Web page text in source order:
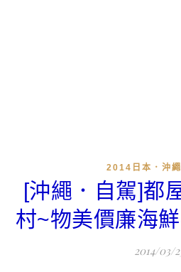
2014日本．沖
[沖繩．自駕]都
村~物美價廉海
2014/03/